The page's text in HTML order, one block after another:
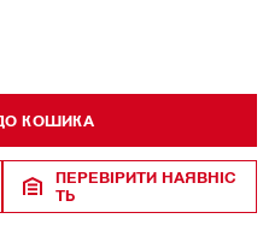
КОШИКА
ПЕРЕВІРИТИ НАЯВНІС
ТЬ